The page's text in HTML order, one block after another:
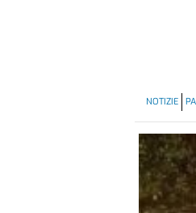
NOTIZIE